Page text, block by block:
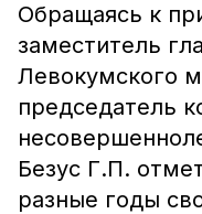
Обращаясь к
заместитель
Левокумского
председатель
Безус Г.П.
разные годы